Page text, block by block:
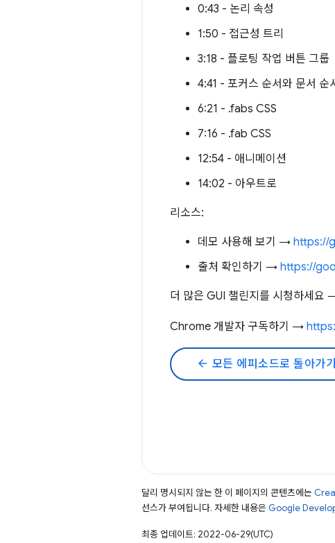
0:43 - 논리 속성
1:50 - 접근성 트리
3:18 - 플로팅 작업 버튼 그룹
4:41 - 포커스 순서와 문서 순
6:21 - .fabs CSS
7:16 - .fab CSS
12:54 - 애니메이션
14:02 - 아우트로
리소스:
데모 사용해 보기 → https://
출처 확인하기 → https://
더 많은 GUI 챌린지를 시청하세요
Chrome 개발자 구독하기 →
arrow_back 모든 에피소드로 돌아가기
달리 명시되지 않는 한 이 페이지의 콘텐츠에는
선스가 부여됩니다. 자세한 내용은 Google
최종 업데이트: 2022-06-29(UTC)